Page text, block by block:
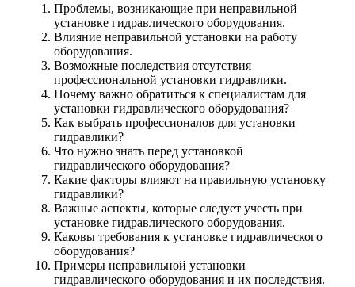
Проблемы, возникающие при неправильной
установке гидравлического оборудования.
Влияние неправильной установки на работу
оборудования.
Возможные последствия отсутствия
профессиональной установки гидравлики.
Почему важно обратиться к специалистам для
установки гидравлического оборудования?
Как выбрать профессионалов для установки
гидравлики?
Что нужно знать перед установкой
гидравлического оборудования?
Какие факторы влияют на правильную установку
гидравлики?
Важные аспекты, которые следует учесть при
установке гидравлического оборудования.
Каковы требования к установке гидравлического
оборудования?
Примеры неправильной установки
гидравлического оборудования и их последствия.